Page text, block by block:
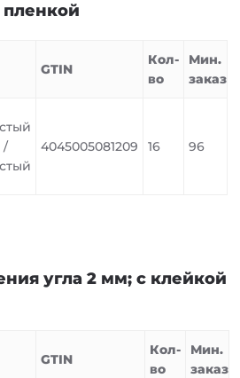
GTIN
Кол-
во
Мин.
заказ
/
4045005081209 16 96
угла 2 мм; с клейкой
GTIN
Кол-
во
Мин.
заказ